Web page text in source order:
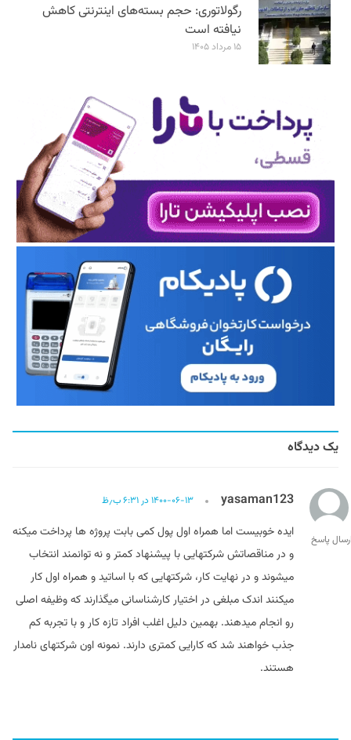
رگولاتوری: حجم بسته‌های اینترنتی کاهش
نیافته است
۱۵ مرداد ۱۴۰۵
یک دیدگاه
yasaman123 ۱۴۰۰-۰۶-۱۳ در ۶:۳۱ ب٫ظ
ایده خوبیست اما همراه اول پول کمی بابت پروژه ها پرداخت میکنه
و در مناقصاتش شرکتهایی با پیشنهاد کمتر و نه توانمند انتخاب
میشوند و در نهایت کار، شرکتهایی که با اساتید و همراه اول کار
میکنند اندک مبلغی در اختیار کارشناسانی میگذارند که وظیفه اصلی
رو انجام میدهند. بهمین دلیل اغلب افراد تازه کار و با تجربه کم
جذب خواهند شد که کارایی کمتری دارند. نمونه اون شرکتهای نامدار
هستند.
پاسخ